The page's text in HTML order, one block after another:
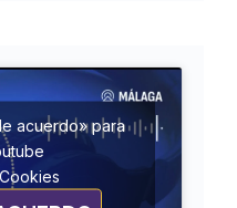
acuerdo» para